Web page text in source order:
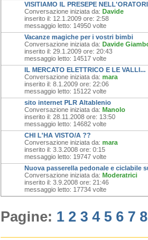
VISITIAMO IL PRESEPE
Conversazione iniziata da: Davide
inserito il: 12.1.2009 ore: 2:58
messaggio letto: 14950 volte
Vacanze magiche per i vostri bimbi
Conversazione iniziata da: Davide
inserito il: 29.1.2009 ore: 20:43
messaggio letto: 14517 volte
IL MERCATO ELETTRICO E LE VALLI...
Conversazione iniziata da: mara
inserito il: 8.1.2009 ore: 22:06
messaggio letto: 15122 volte
sito internet PLR Altablenio
Conversazione iniziata da: Manolo
inserito il: 28.11.2008 ore: 13:50
messaggio letto: 14682 volte
CHI L'HA VISTO/A ??
Conversazione iniziata da: mara
inserito il: 3.3.2008 ore: 0:15
messaggio letto: 19747 volte
Nuova passerella pedonale e ciclabile
Conversazione iniziata da: Moderatrici
inserito il: 3.9.2008 ore: 21:46
messaggio letto: 17734 volte
Pagine: 1 2 3 4 5 6 7 8